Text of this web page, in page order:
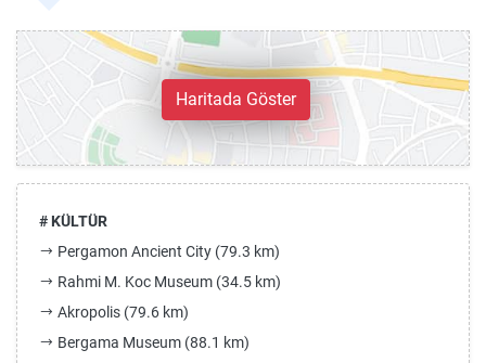
Haritada Göster
# KÜLTÜR
Pergamon Ancient City (79.3 km)
Rahmi M. Koc Museum (34.5 km)
Akropolis (79.6 km)
Bergama Museum (88.1 km)